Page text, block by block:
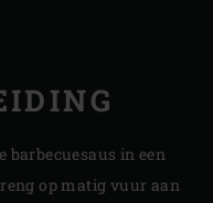
barbecuesaus in een
op matig vuur aan